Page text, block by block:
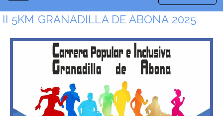
II 5KM GRANADILLA DE ABONA 2025